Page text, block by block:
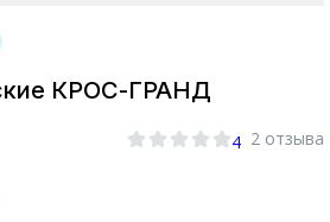
КРОС-ГРАНД
4 2 отзыва